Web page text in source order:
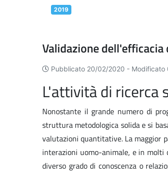
2019
Validazione
Pubblicato 20/02/2020 - Modificato
L'attività di ricerca
Nonostante il grande numero di
struttura metodologica solida e si
valutazioni quantitative. La maggior
interazioni uomo-animale, e in molti
diverso grado di conoscenza o